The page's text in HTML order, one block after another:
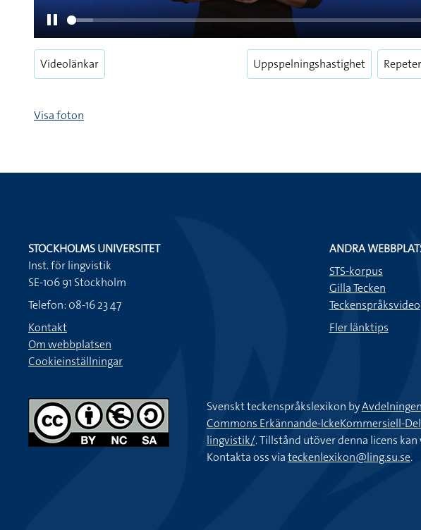
Videolänkar Uppspelningshastighet
Visa foton
STOCKHOLMS UNIVERSITET
Inst. för lingvistik
SE-106 91 Stockholm
Telefon: 08-16 23 47
Kontakt
Om webbplatsen
Cookieinställningar
ANDRA
STS-korpus
Gilla Tecken
Teckenspråksvideo
Fler länktips
Svenskt teckenspråkslexikon by
Commons Erkännande-IckeKommersiell-
lingvistik/. Tillstånd utöver denna licens
Kontakta oss viateckenlexikon@ling.su.se.